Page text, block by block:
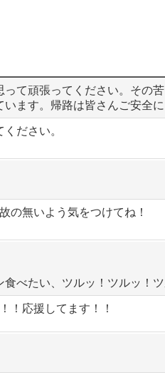
て頑張ってください。その
ます。帰路は皆さんご安全
ください。
の無いよう気をつけてね！
べたい、ツルッ！ツルッ！
！応援してます！！